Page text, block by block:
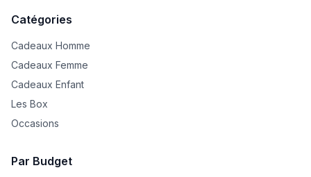
Catégories
Cadeaux Homme
Cadeaux Femme
Cadeaux Enfant
Les Box
Occasions
Par Budget